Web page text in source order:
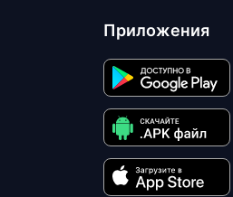
Приложения